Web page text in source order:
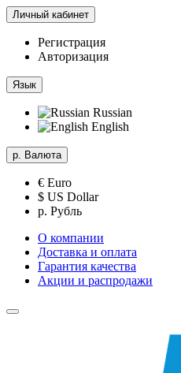
Личный кабинет
Регистрация
Авторизация
Язык
Russian
English
р. Валюта
€ Euro
$ US Dollar
р. Рубль
О компании
Доставка и оплата
Гарантия качества
Акции и распродажи